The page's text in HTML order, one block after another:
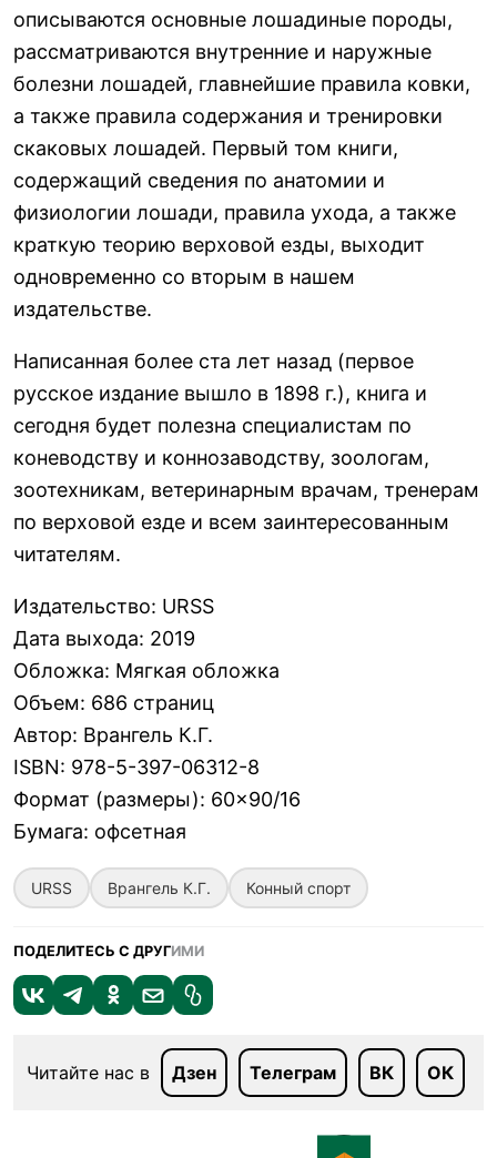
описываются основные лошадиные породы,
рассматриваются внутренние и наружные
болезни лошадей, главнейшие правила ковки,
а также правила содержания и тренировки
скаковых лошадей. Первый том книги,
содержащий сведения по анатомии и
физиологии лошади, правила ухода, а также
краткую теорию верховой езды, выходит
одновременно со вторым в нашем
издательстве.
Написанная более ста лет назад (первое
русское издание вышло в 1898 г.), книга и
сегодня будет полезна специалистам по
коневодству и коннозаводству, зоологам,
зоотехникам, ветеринарным врачам, тренерам
по верховой езде и всем заинтересованным
читателям.
Издательство: URSS
Дата выхода: 2019
Обложка: Мягкая обложка
Объем: 686 страниц
Автор: Врангель К.Г.
ISBN: 978-5-397-06312-8
Формат (размеры): 60×90/16
Бумага: офсетная
URSS Врангель К.Г. Конный спорт
ПОДЕЛИТЕСЬ С ДРУГИМИ
Читайте нас в Дзен Телеграм ВК ОК